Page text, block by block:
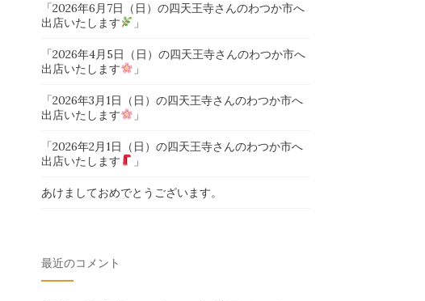
「2026年6月7日（日）の四天王寺さんのわつか市へ
出店いたします
」
「2026年4月5日（日）の四天王寺さんのわつか市へ
出店いたします
」
「2026年3月1日（日）の四天王寺さんのわつか市へ
出店いたします
」
「2026年2月1日（日）の四天王寺さんのわつか市へ
出店いたします
」
あけましておめでとうございます。
最近のコメント